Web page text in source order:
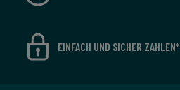
EINFACH UND SICHER ZAHLEN*